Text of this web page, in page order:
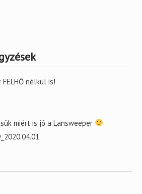
nélkül is!
miért is jó a Lansweeper